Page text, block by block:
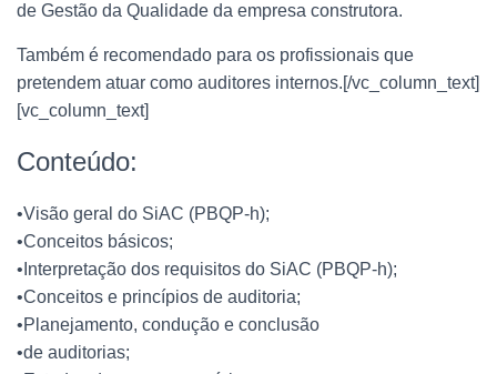
de Gestão da Qualidade da empresa construtora.
Também é recomendado para os profissionais que
pretendem atuar como auditores internos.[/vc_column_text]
[vc_column_text]
Conteúdo:
•Visão geral do SiAC (PBQP-h);
•Conceitos básicos;
•Interpretação dos requisitos do SiAC (PBQP-h);
•Conceitos e princípios de auditoria;
•Planejamento, condução e conclusão
•de auditorias;